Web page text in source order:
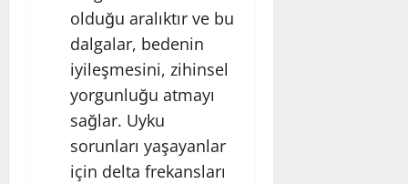
olduğu aralıktır ve bu
dalgalar, bedenin
iyileşmesini, zihinsel
yorgunluğu atmayı
sağlar. Uyku
sorunları yaşayanlar
için delta frekansları